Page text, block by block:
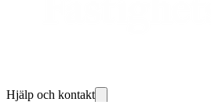
Hjälp och kontakt